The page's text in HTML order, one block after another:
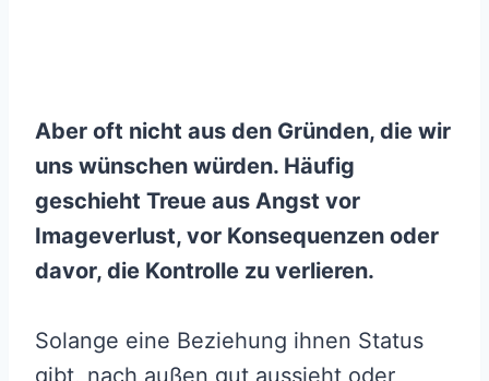
Aber oft nicht aus den Gründen, die wir
uns wünschen würden. Häufig
geschieht Treue aus Angst vor
Imageverlust, vor Konsequenzen oder
davor, die Kontrolle zu verlieren.
Solange eine Beziehung ihnen Status
gibt, nach außen gut aussieht oder